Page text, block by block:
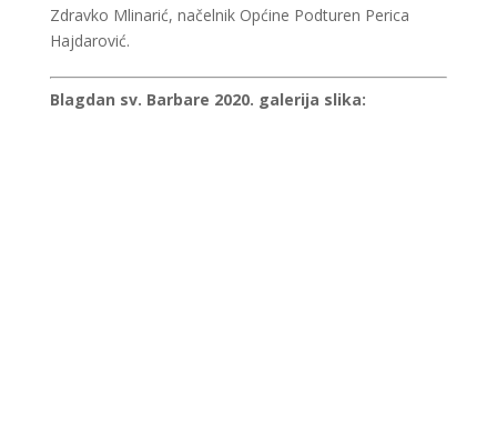
Zdravko Mlinarić, načelnik Općine Podturen Perica
Hajdarović.
Blagdan sv. Barbare 2020. galerija slika: